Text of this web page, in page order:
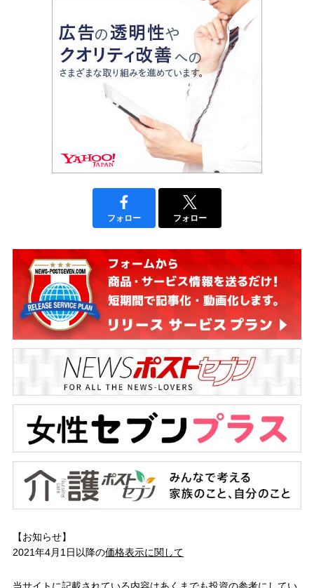
フォロー フォロー
【お知らせ】
2021年4月1日以降の価格表示に関して
当サイトに記載されている内容はあくまでも投資の参考にしてい